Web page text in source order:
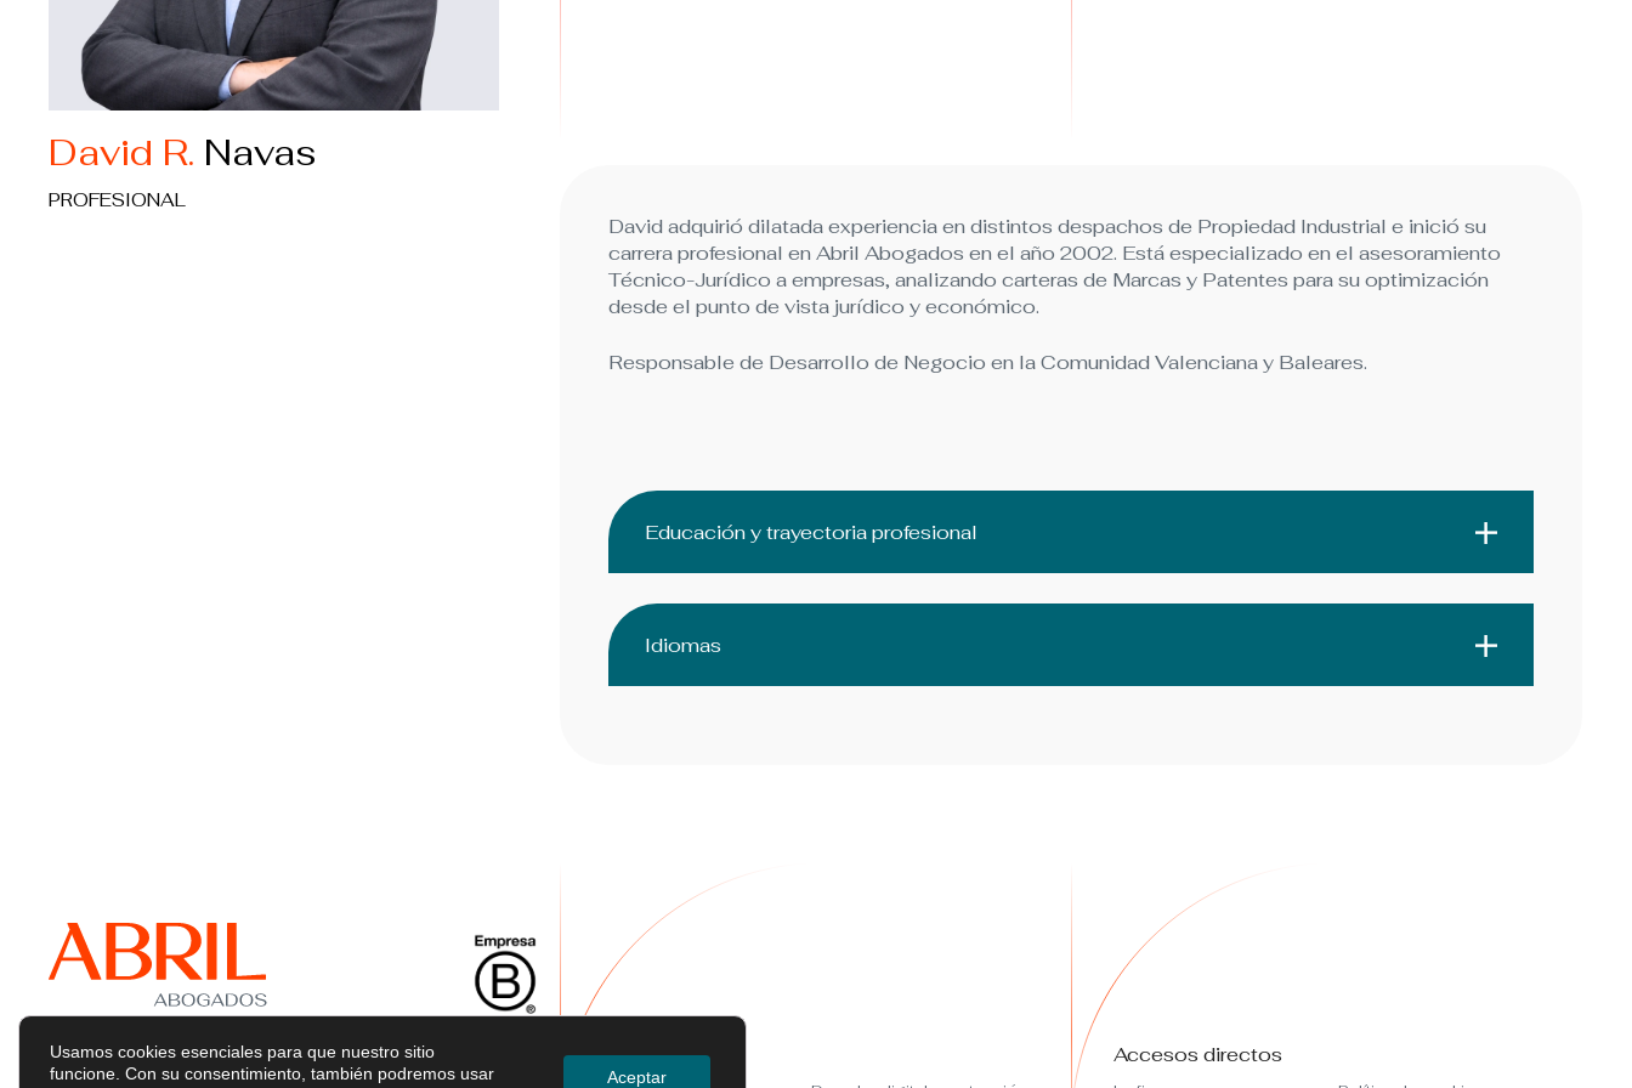
David R. Navas
PROFESIONAL
David adquirió dilatada experiencia en distintos despachos de Propiedad Industrial e inició su
carrera profesional en Abril Abogados en el año 2002. Está especializado en el asesoramiento
Técnico-Jurídico a empresas, analizando carteras de Marcas y Patentes para su optimización
desde el punto de vista jurídico y económico.
Responsable de Desarrollo de Negocio en la Comunidad Valenciana y Baleares.
Educación y trayectoria profesional
Idiomas
Servicios Accesos directos
Usamos cookies esenciales para que nuestro sitio
funcione. Con su consentimiento, también podremos usar
Aceptar